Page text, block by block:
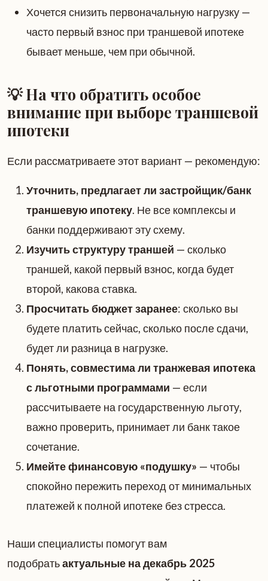
Хочется снизить первоначальную нагрузку —
часто первый взнос при траншевой ипотеке
бывает меньше, чем при обычной.
💡 На что обратить особое
внимание при выборе траншевой
ипотеки
Если рассматриваете этот вариант — рекомендую:
Уточнить, предлагает ли застройщик/банк
траншевую ипотеку. Не все комплексы и
банки поддерживают эту схему.
Изучить структуру траншей — сколько
траншей, какой первый взнос, когда будет
второй, какова ставка.
Просчитать бюджет заранее: сколько вы
будете платить сейчас, сколько после сдачи,
будет ли разница в нагрузке.
Понять, совместима ли транжевая ипотека
с льготными программами — если
рассчитываете на государственную льготу,
важно проверить, принимает ли банк такое
сочетание.
Имейте финансовую «подушку» — чтобы
спокойно пережить переход от минимальных
платежей к полной ипотеке без стресса.
Наши специалисты помогут вам
подобратьактуальные на декабрь 2025